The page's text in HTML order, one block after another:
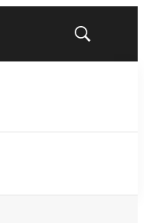
Mostrar